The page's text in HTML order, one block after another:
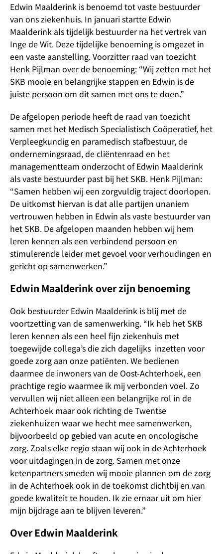
Edwin Maalderink is benoemd tot vaste bestuurder
van ons ziekenhuis. In januari startte Edwin
Maalderink als tijdelijk bestuurder na het vertrek van
Inge de Wit. Deze tijdelijke benoeming is omgezet in
een vaste aanstelling. Voorzitter raad van toezicht
Henk Pijlman over de benoeming: “Wij zetten met het
SKB mooie en belangrijke stappen en Edwin is de
juiste persoon om dit samen met ons te doen.”
De afgelopen periode heeft de raad van toezicht
samen met het Medisch Specialistisch Coöperatief, het
Verpleegkundig en paramedisch stafbestuur, de
ondernemingsraad, de cliëntenraad en het
managementteam onderzocht of Edwin Maalderink
als vaste bestuurder past bij het SKB. Henk Pijlman:
“Samen hebben wij een zorgvuldig traject doorlopen.
De uitkomst hiervan is dat alle partijen unaniem
vertrouwen hebben in Edwin als vaste bestuurder van
het SKB. De afgelopen maanden hebben wij hem
leren kennen als een verbindend persoon en
stimulerende leider met gevoel voor verhoudingen en
gericht op samenwerken.”
Edwin Maalderink over zijn benoeming
Ook bestuurder Edwin Maalderink is blij met de
voortzetting van de samenwerking. “Ik heb het SKB
leren kennen als een heel fijn ziekenhuis met
toegewijde collega’s die zich dagelijks inzetten voor
goede zorg aan onze patiënten. We bedienen
daarmee de inwoners van de Oost-Achterhoek, een
prachtige regio waarmee ik mij verbonden voel. Zo
vervullen wij niet alleen een belangrijke rol in de
Achterhoek maar ook richting de Twentse
ziekenhuizen waar we hecht mee samenwerken,
bijvoorbeeld op gebied van acute en oncologische
zorg. Zoals elke regio staan wij ook in de Achterhoek
voor uitdagingen in de zorg. Samen met onze
ketenpartners smeden wij mooie plannen om de zorg
in de Achterhoek ook in de toekomst dichtbij en van
goede kwaliteit te houden. Ik zie ernaar uit om hier
mijn bijdrage aan te blijven leveren.”
Over Edwin Maalderink